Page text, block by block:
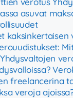
asuvat
freelancerina
veroja